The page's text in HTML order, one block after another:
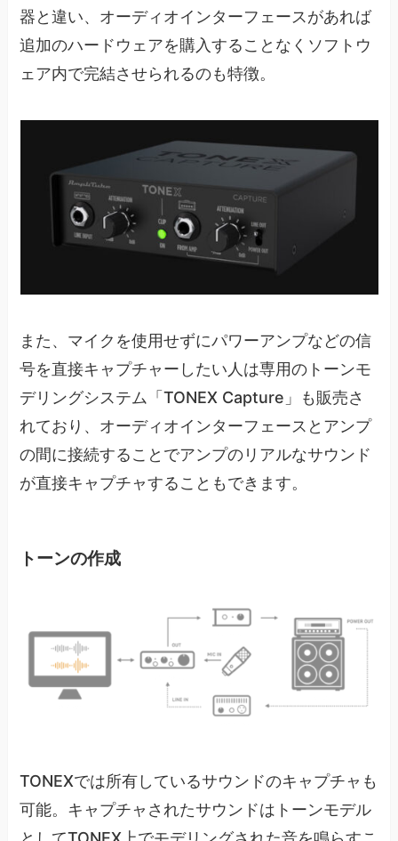
器と違い、オーディオインターフェースがあれば
追加のハードウェアを購入することなくソフトウ
ェア内で完結させられるのも特徴。
また、マイクを使用せずにパワーアンプなどの信
号を直接キャプチャーしたい人は専用のトーンモ
デリングシステム「TONEX Capture」も販売さ
れており、オーディオインターフェースとアンプ
の間に接続することでアンプのリアルなサウンド
が直接キャプチャすることもできます。
トーンの作成
TONEXでは所有しているサウンドのキャプチャも
可能。キャプチャされたサウンドはトーンモデル